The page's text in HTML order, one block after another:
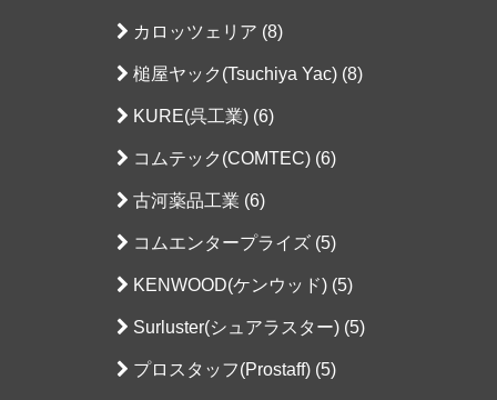
カロッツェリア (8)
槌屋ヤック(Tsuchiya Yac) (8)
KURE(呉工業) (6)
コムテック(COMTEC) (6)
古河薬品工業 (6)
コムエンタープライズ (5)
KENWOOD(ケンウッド) (5)
Surluster(シュアラスター) (5)
プロスタッフ(Prostaff) (5)